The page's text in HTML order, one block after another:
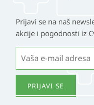
Prijavi se na naš
akcije i pogodnosti iz